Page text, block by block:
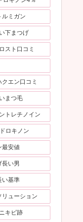
ルミガン
下まつげ
スト口コミ
クエン口コミ
まつ毛
トレチノイン
ロキノン
最安値
長い男
い基準
リューション
ニキビ跡